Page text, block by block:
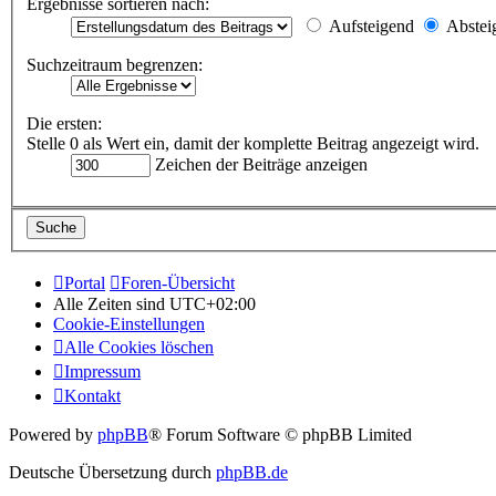
Aufsteigend
Suchzeitraum begrenzen:
Die ersten:
Stelle 0 als Wert ein, damit der komplette Beitrag angezeigt wird.
Zeichen der Beiträge anzeigen
Portal
Foren-Übersicht
Alle Zeiten sind UTC+02:00
Cookie-Einstellungen
Alle Cookies löschen
Impressum
Kontakt
Powered by phpBB® Forum Software © phpBB Limited
Deutsche Übersetzung durch phpBB.de